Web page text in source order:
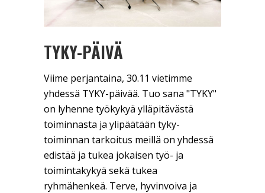
TYKY-PÄIVÄ
Viime perjantaina, 30.11 vietimme
yhdessä TYKY-päivää. Tuo sana "TYKY"
on lyhenne työkykyä ylläpitävästä
toiminnasta ja ylipäätään tyky-
toiminnan tarkoitus meillä on yhdessä
edistää ja tukea jokaisen työ- ja
toimintakykyä sekä tukea
ryhmähenkeä. Terve, hyvinvoiva ja